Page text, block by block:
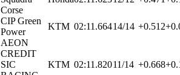
Corse
CIP Green
Power
KTM 02:11.66414/14 +0.512
AEON
CREDIT
SIC
KTM 02:11.82011/14 +0.668